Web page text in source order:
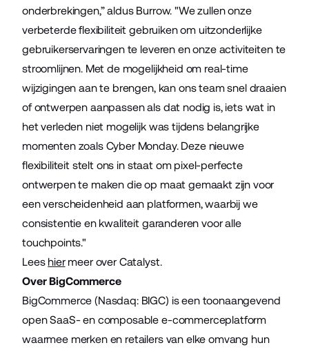
onderbrekingen,” aldus Burrow. "We zullen onze
verbeterde flexibiliteit gebruiken om uitzonderlijke
gebruikerservaringen te leveren en onze activiteiten te
stroomlijnen. Met de mogelijkheid om real-time
wijzigingen aan te brengen, kan ons team snel draaien
of ontwerpen aanpassen als dat nodig is, iets wat in
het verleden niet mogelijk was tijdens belangrijke
momenten zoals Cyber Monday. Deze nieuwe
flexibiliteit stelt ons in staat om pixel-perfecte
ontwerpen te maken die op maat gemaakt zijn voor
een verscheidenheid aan platformen, waarbij we
consistentie en kwaliteit garanderen voor alle
touchpoints."
Lees hiermeer over Catalyst.
Over BigCommerce
BigCommerce (Nasdaq: BIGC) is een toonaangevend
open SaaS- en composable e-commerceplatform
waarmee merken en retailers van elke omvang hun